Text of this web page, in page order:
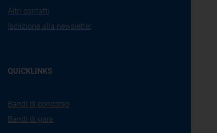
Altri contatti
Iscrizione alla newsletter
QUICKLINKS
Bandi di concorso
Bandi di gara